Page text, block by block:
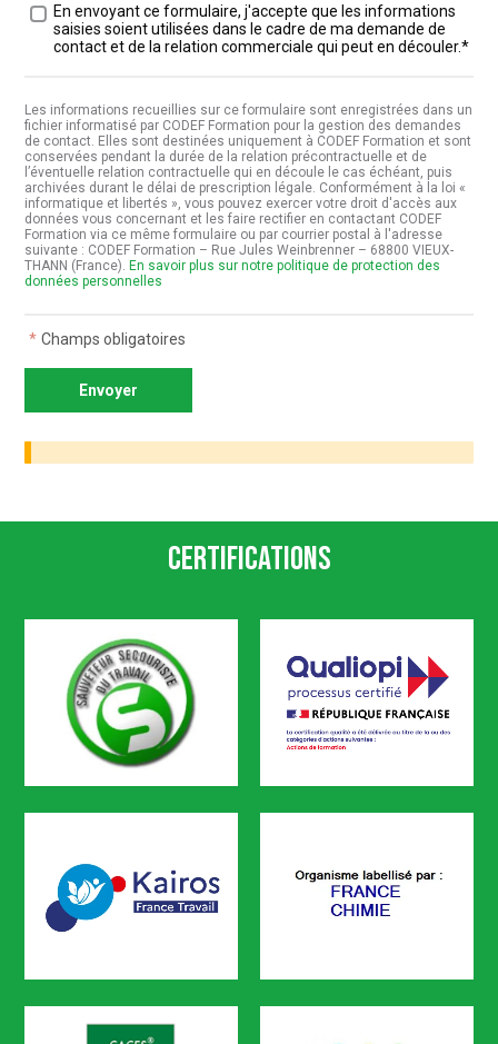
Traitement des données *
En envoyant ce formulaire, j'accepte que les informations
saisies soient utilisées dans le cadre de ma demande de
contact et de la relation commerciale qui peut en découler.*
Les informations recueillies sur ce formulaire sont enregistrées dans un
fichier informatisé par CODEF Formation pour la gestion des demandes
de contact. Elles sont destinées uniquement à CODEF Formation et sont
conservées pendant la durée de la relation précontractuelle et de
l’éventuelle relation contractuelle qui en découle le cas échéant, puis
archivées durant le délai de prescription légale. Conformément à la loi «
informatique et libertés », vous pouvez exercer votre droit d'accès aux
données vous concernant et les faire rectifier en contactant CODEF
Formation via ce même formulaire ou par courrier postal à l'adresse
suivante : CODEF Formation – Rue Jules Weinbrenner – 68800 VIEUX-
THANN (France). En savoir plus sur notre politique de protection des
données personnelles
* Champs obligatoires
Certifications
SST Qualiopi
KAIROS FRANCE CHIMIE